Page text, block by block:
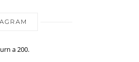
a 200.